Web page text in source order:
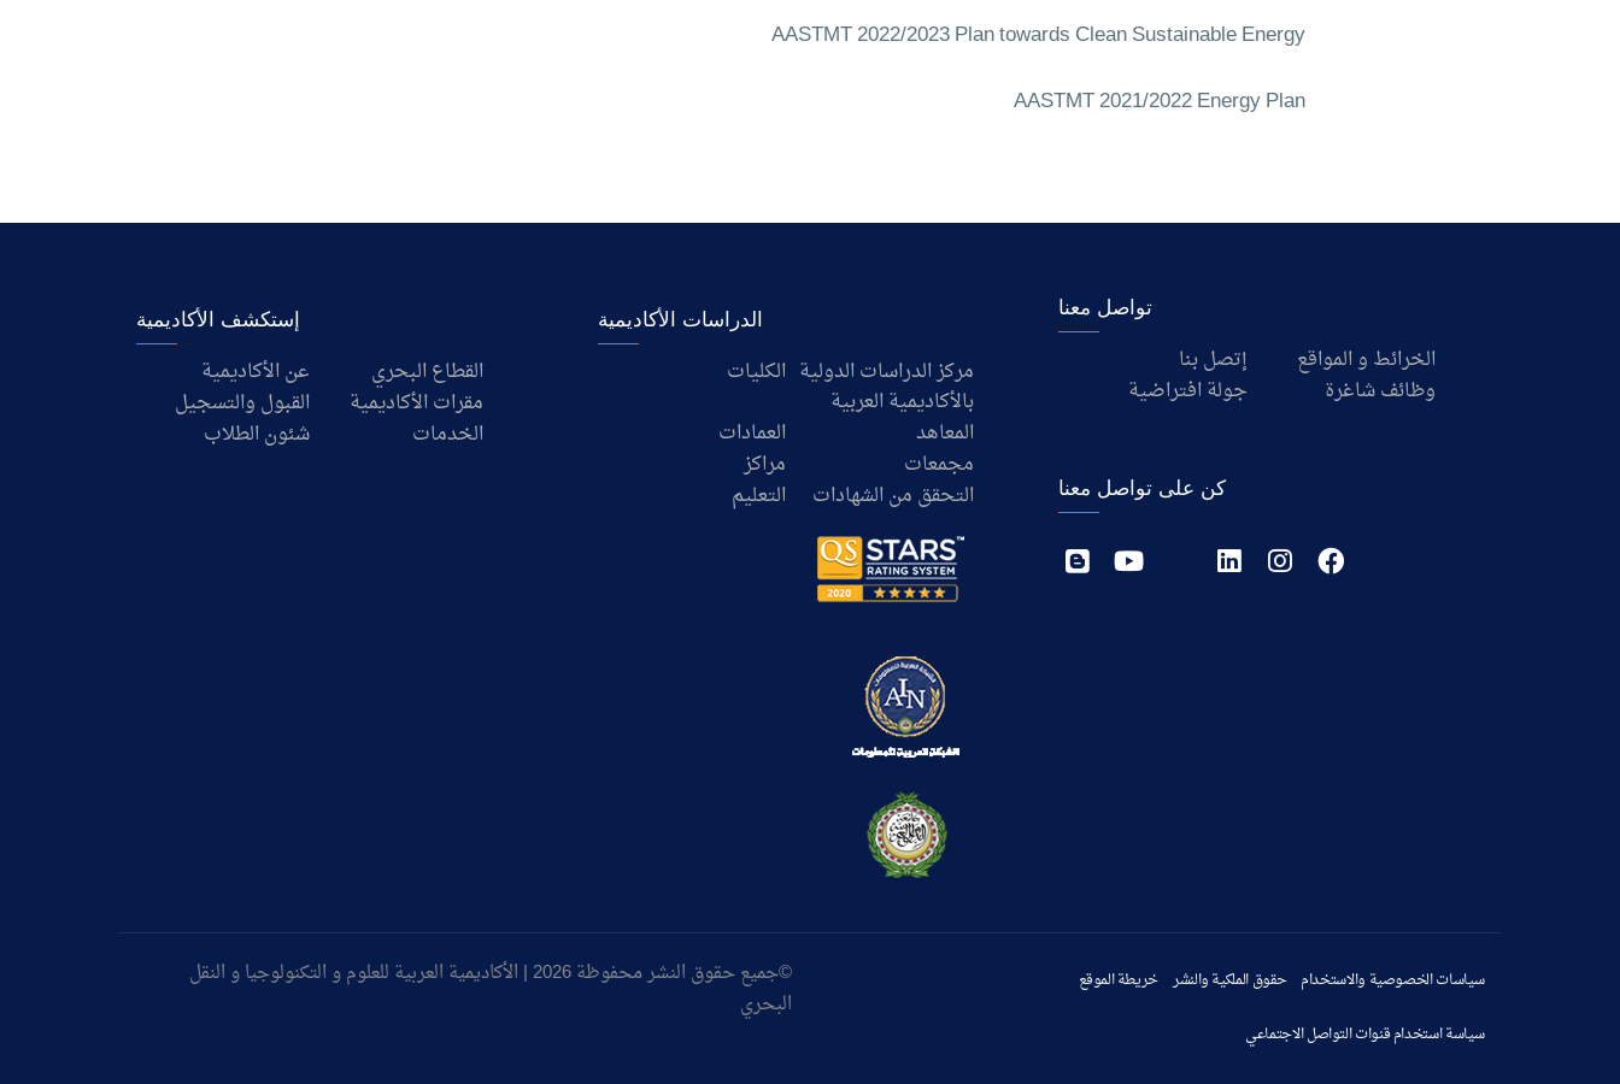
AASTMT 2022/2023 Plan towards Clean Sustainable Energy
AASTMT 2021/2022 Energy Plan
إستكشف الأكاديمية
عن الأكاديمية
القطاع البحري
القبول والتسجيل
مقرات الأكاديمية
شئون الطلاب
الخدمات
الدراسات الأكاديمية
الكليات مركز الدراسات الدولية
بالأكاديمية العربية
العمادات
المعاهد
مراكز
مجمعات
التعليم
التحقق من الشهادات
تواصل معنا
إتصل بنا
الخرائط و المواقع
جولة افتراضية
وظائف شاغرة
كن على تواصل معنا
©جميع حقوق النشر محفوظة 2026 | الأكاديمية العربية للعلوم و التكنولوجيا و النقل
البحري
سياسات الخصوصية والاستخدام حقوق الملكية والنشر خريطة الموقع
سياسة استخدام قنوات التواصل الاجتماعي